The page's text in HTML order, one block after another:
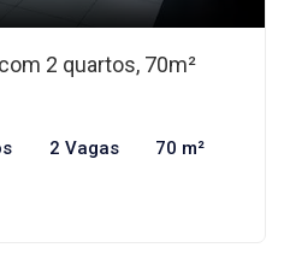
2 quartos, 70m²
2 Vagas 70 m²